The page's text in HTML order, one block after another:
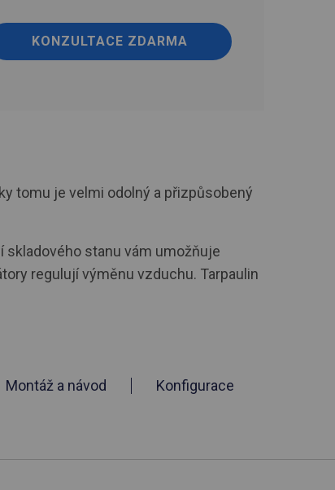
KONZULTACE ZDARMA
tomu je velmi odolný a přizpůsobený
skladového stanu vám umožňuje
regulují výměnu vzduchu. Tarpaulin
Montáž a návod Konfigurace